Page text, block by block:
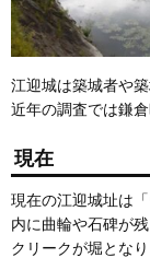
江迎城は築城者や
近年の調査では鎌
現在
現在の江迎城址は
内に曲輪や石碑が残
クリークが堀とな